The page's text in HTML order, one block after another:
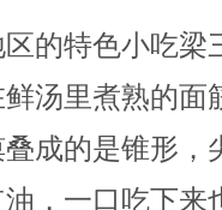
的特色小吃梁
汤里煮熟的面
成的是锥形，
，一口吃下来